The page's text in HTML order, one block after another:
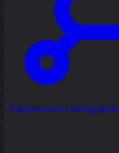
Diagrammes et cartographie